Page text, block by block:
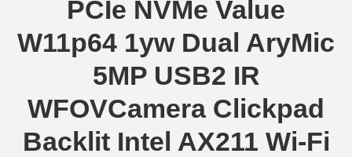
PCIe NVMe Value
W11p64 1yw Dual AryMic
5MP USB2 IR
WFOVCamera Clickpad
Backlit Intel AX211 Wi-Fi